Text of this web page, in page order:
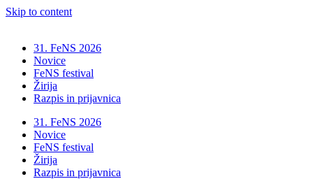
Skip to content
31. FeNS 2026
Novice
FeNS festival
Žirija
Razpis in prijavnica
31. FeNS 2026
Novice
FeNS festival
Žirija
Razpis in prijavnica